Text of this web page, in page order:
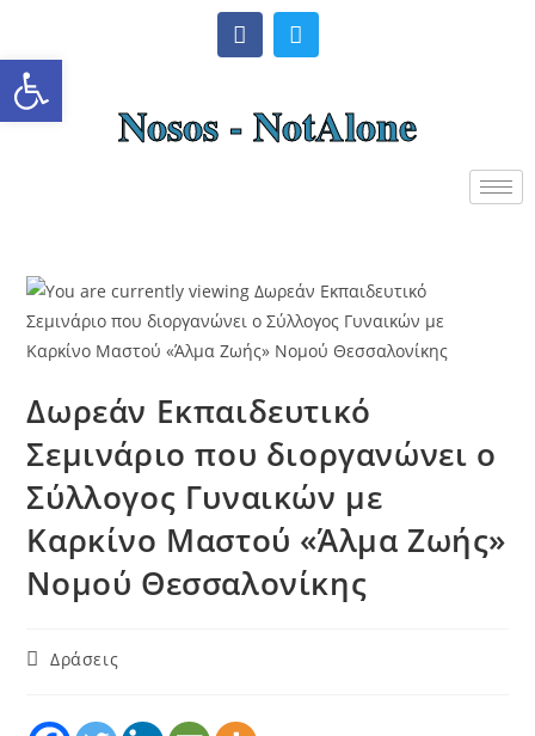
Nosos - NotAlone
Δωρεάν Εκπαιδευτικό
Σεμινάριο που διοργανώνει ο
Σύλλογος Γυναικών με
Καρκίνο Μαστού «Άλμα Ζωής»
Νομού Θεσσαλονίκης
Δράσεις
Ανοίξτε τη γραμμή